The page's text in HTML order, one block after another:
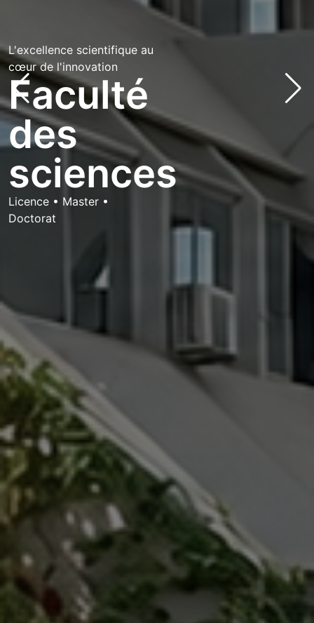
bg via: none found
L'excellence scientifique au
cœur de l'innovation
Faculté
des
sciences
Licence • Master •
Doctorat